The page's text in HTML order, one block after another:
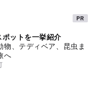
ットを一挙紹介
物、テディベア、昆虫ま
へ